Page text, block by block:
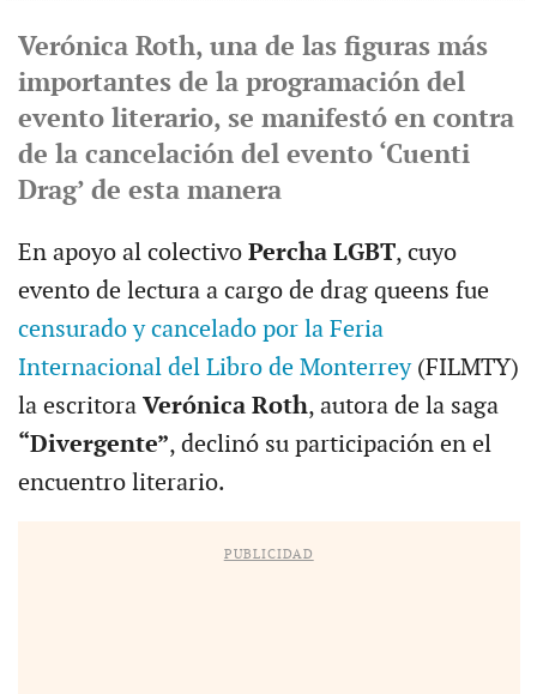
Verónica Roth, una de las figuras más
importantes de la programación del
evento literario, se manifestó en contra
de la cancelación del evento ‘Cuenti
Drag’ de esta manera
En apoyo al colectivo Percha LGBT, cuyo
evento de lectura a cargo de drag queens fue
censurado y cancelado por la Feria
Internacional del Libro de Monterrey(FILMTY)
la escritora Verónica Roth, autora de la saga
“Divergente”, declinó su participación en el
encuentro literario.
PUBLICIDAD